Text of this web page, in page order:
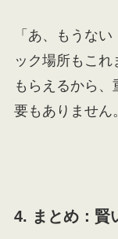
「あ、もうな
ック場所もこ
もらえるから
要もありません。
4. まとめ：賢